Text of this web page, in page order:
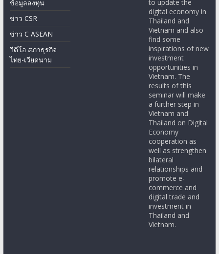
ข้อมูลลงทุน
ข่าว CSR
ข่าว C ASEAN
วีดีโอ สภาธุรกิจ
ไทย-เวียดนาม
to update the
digital economy in
Thailand and
Vietnam and also
find some
inspirations of new
investment
opportunities in
Vietnam. The
results of this
seminar will make
a further step in
Vietnam and
Thailand on Digital
Economy
cooperation as
well as strengthen
bilateral
relationships and
promote e-
commerce and
digital trade and
investment in
Thailand and
Vietnam.